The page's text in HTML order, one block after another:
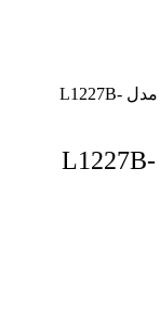
/ ساعت مچی برند سورین مدل L1227B-
ساعت مچی برند سورین مدل L1227B-